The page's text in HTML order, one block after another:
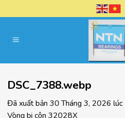
đến
dung
DSC_7388.webp
Đã xuất bản 30 Tháng 3, 2026 lúc
Vòng bi côn 32028X